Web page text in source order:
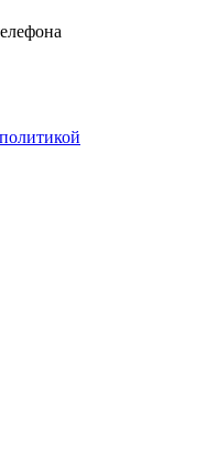
политикой